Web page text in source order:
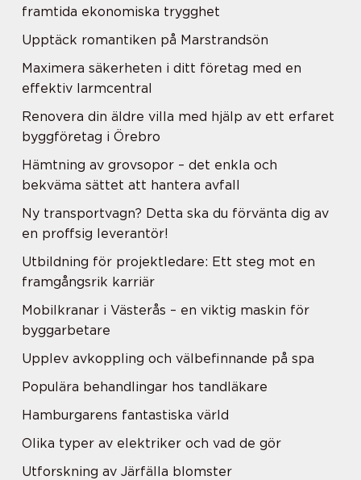
framtida ekonomiska trygghet
Upptäck romantiken på Marstrandsön
Maximera säkerheten i ditt företag med en
effektiv larmcentral
Renovera din äldre villa med hjälp av ett erfaret
byggföretag i Örebro
Hämtning av grovsopor – det enkla och
bekväma sättet att hantera avfall
Ny transportvagn? Detta ska du förvänta dig av
en proffsig leverantör!
Utbildning för projektledare: Ett steg mot en
framgångsrik karriär
Mobilkranar i Västerås – en viktig maskin för
byggarbetare
Upplev avkoppling och välbefinnande på spa
Populära behandlingar hos tandläkare
Hamburgarens fantastiska värld
Olika typer av elektriker och vad de gör
Utforskning av Järfälla blomster